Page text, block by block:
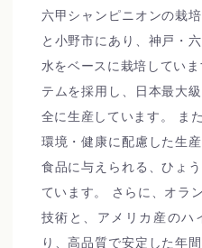
六甲シャンピニオンの栽
と小野市にあり、神戸・
水をベースに栽培してい
テムを採用し、日本最大
全に生産しています。 ま
環境・健康に配慮した生
食品に与えられる、ひょ
ています。 さらに、オラ
技術と、アメリカ産のハ
り、高品質で安定した年